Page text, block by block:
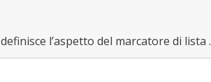
definisce l’aspetto del marcatore di lista .